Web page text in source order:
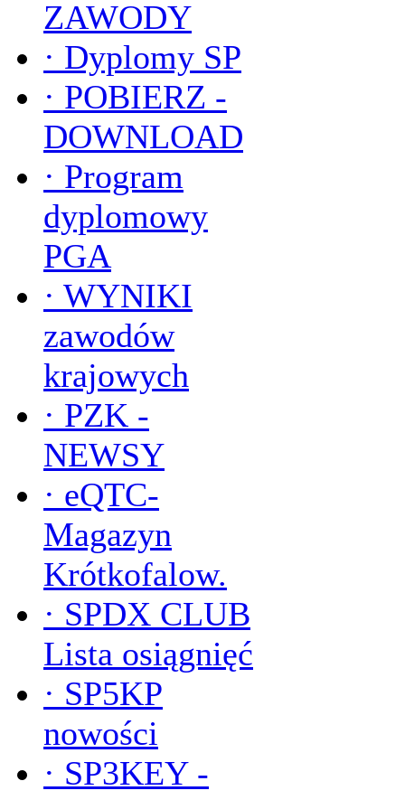
ZAWODY
· Dyplomy SP
· POBIERZ -
DOWNLOAD
· Program
dyplomowy
PGA
· WYNIKI
zawodów
krajowych
· PZK -
NEWSY
· eQTC-
Magazyn
Krótkofalow.
· SPDX CLUB
Lista osiągnięć
· SP5KP
nowości
· SP3KEY -